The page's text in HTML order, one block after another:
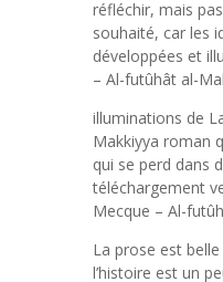
réfléchir, mais
souhaité, car les
développées et
– Al-futûhât al-
illuminations de
Makkiyya roman
qui se perd dans
téléchargement
Mecque – Al-
La prose est
l’histoire est un